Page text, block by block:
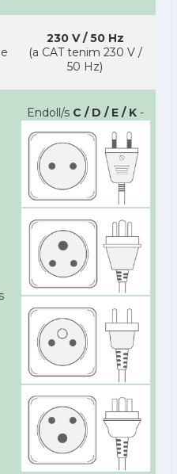
230 V / 50 Hz
(a CAT tenim 230 V /
50 Hz)
Endoll/s C / D / E / K-